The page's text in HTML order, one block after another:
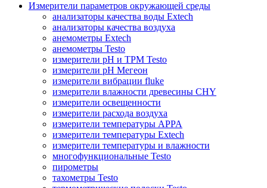
Измерители параметров окружающей среды
анализаторы качества воды Extech
анализаторы качества воздуха
анемометры Extech
анемометры Testo
измерители pH и ТРМ Testo
измерители pH Мегеон
измерители вибрации fluke
измерители влажности древесины CHY
измерители освещенности
измерители расхода воздуха
измерители температуры APPA
измерители температуры Extech
измерители температуры и влажности
многофункциональные Testo
пирометры
тахометры Testo